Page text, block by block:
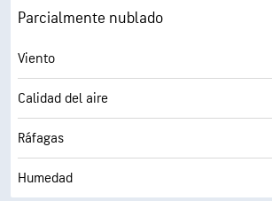
AccuLumen Brightness Index™
Nubosidad
Visibilidad
Techo de nubes
Parcialmente nublado
Viento
Calidad del aire
Ráfagas
Humedad